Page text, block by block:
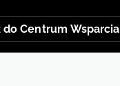
do Centrum Wsparcia